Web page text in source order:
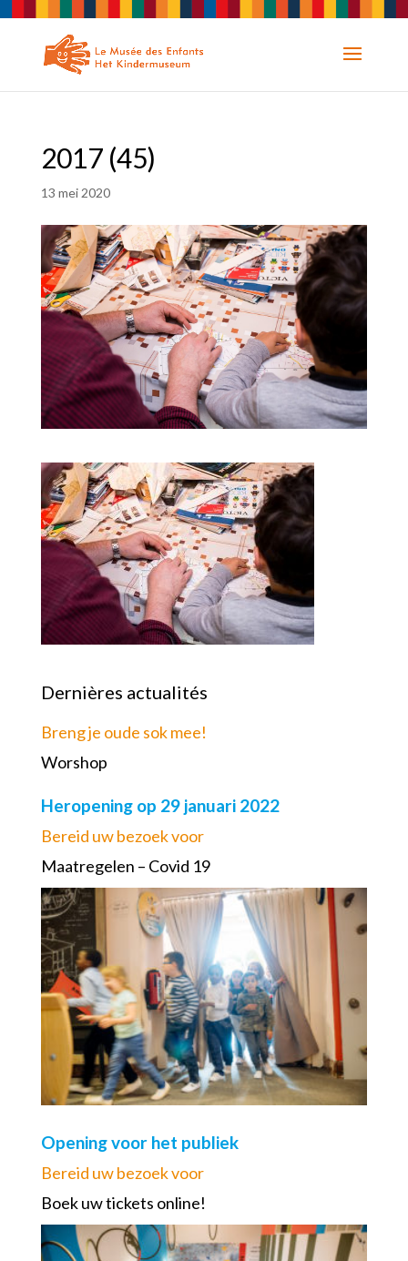
2017 (45)
13 mei 2020
Dernières actualités
Breng je oude sok mee!
Worshop
Heropening op 29 januari 2022
Bereid uw bezoek voor
Maatregelen – Covid 19
Opening voor het publiek
Bereid uw bezoek voor
Boek uw tickets online!